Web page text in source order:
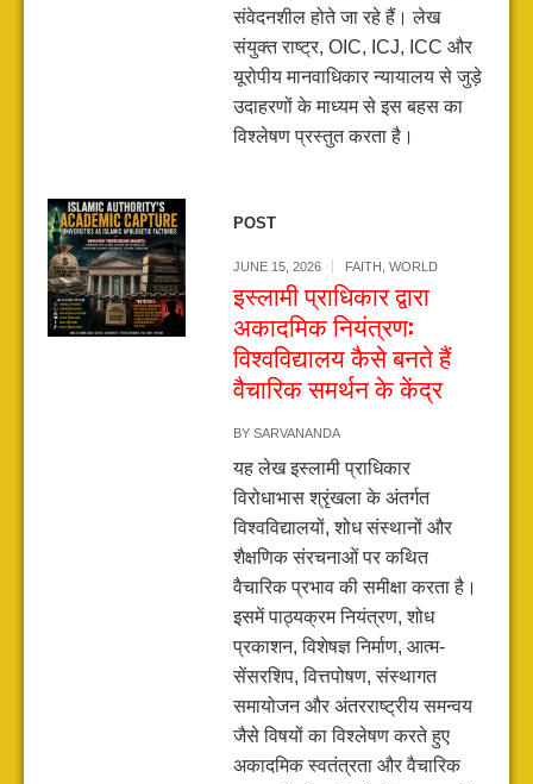
संवेदनशील होते जा रहे हैं। लेख
संयुक्त राष्ट्र, OIC, ICJ, ICC और
यूरोपीय मानवाधिकार न्यायालय से जुड़े
उदाहरणों के माध्यम से इस बहस का
विश्लेषण प्रस्तुत करता है।
POST
JUNE 15, 2026 FAITH WORLD
इस्लामी प्राधिकार द्वारा
अकादमिक नियंत्रण:
विश्वविद्यालय कैसे बनते हैं
वैचारिक समर्थन के केंद्र
BY SARVANANDA
यह लेख इस्लामी प्राधिकार
विरोधाभास श्रृंखला के अंतर्गत
विश्वविद्यालयों, शोध संस्थानों और
शैक्षणिक संरचनाओं पर कथित
वैचारिक प्रभाव की समीक्षा करता है।
इसमें पाठ्यक्रम नियंत्रण, शोध
प्रकाशन, विशेषज्ञ निर्माण, आत्म-
सेंसरशिप, वित्तपोषण, संस्थागत
समायोजन और अंतरराष्ट्रीय समन्वय
जैसे विषयों का विश्लेषण करते हुए
अकादमिक स्वतंत्रता और वैचारिक